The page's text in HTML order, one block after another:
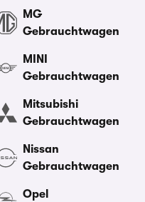
MG
Gebrauchtwagen
MINI
Gebrauchtwagen
Mitsubishi
Gebrauchtwagen
Nissan
Gebrauchtwagen
Opel